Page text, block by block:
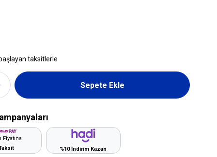
taksitlerle
Fiyatına
%10 İndirim Kazan